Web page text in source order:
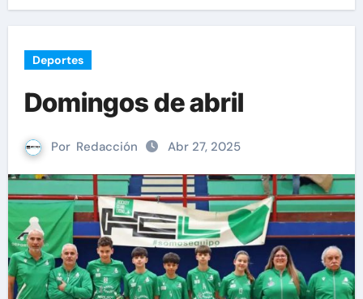
Deportes
Domingos de abril
Por Redacción Abr 27, 2025